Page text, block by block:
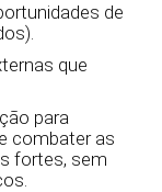
de
que
para
combater as
fortes, sem